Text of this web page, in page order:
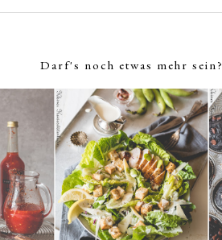
Darf's noch etwas mehr sein?